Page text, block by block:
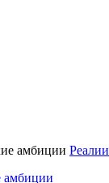
Реалии
амбиции